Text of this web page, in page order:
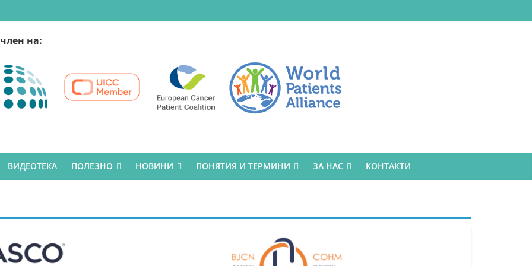
на:
ВИДЕОТЕКА ПОЛЕЗНО НОВИНИ ПОНЯТИЯ И ТЕРМИНИ ЗА НАС КОНТАКТИ